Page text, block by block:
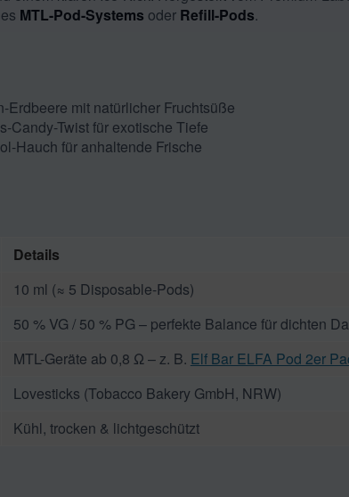
MTL-Pod-Systems oder Refill-Pods.
Erdbeere mit natürlicher Fruchtsüße
Candy-Twist für exotische Tiefe
Hauch für anhaltende Frische
Details
10 ml (≈ 5 Disposable-Pods)
50 % VG / 50 % PG – perfekte Balance für dichten
MTL-Geräte ab 0,8 Ω – z. B. Elf Bar ELFA Pod 2er
Lovesticks (Tobacco Bakery GmbH, NRW)
Kühl, trocken & lichtgeschützt